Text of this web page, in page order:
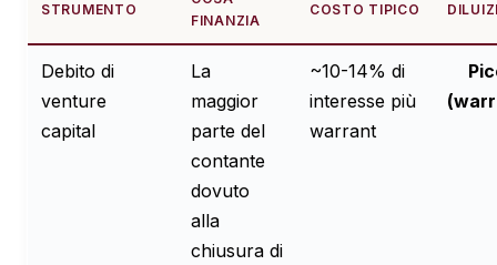
STRUMENTO
FINANZIA
COSTO TIPICO
Debito di
venture
capital
La
maggior
parte del
contante
dovuto
alla
chiusura di
~10-14% di
interesse più
warrant